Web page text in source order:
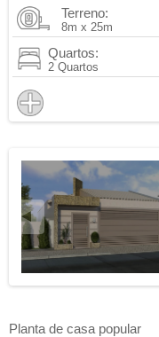
Terreno:
8m x 25m
Quartos:
2 Quartos
Planta de casa popular